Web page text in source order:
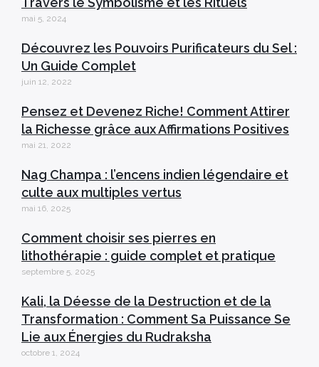
mai 5, 2024
Découvrez les Pouvoirs Purificateurs du Sel :
Un Guide Complet
juin 12, 2022
Pensez et Devenez Riche! Comment Attirer
la Richesse grâce aux Affirmations Positives
mai 21, 2022
Nag Champa : l’encens indien légendaire et
culte aux multiples vertus
mai 16, 2025
Comment choisir ses pierres en
lithothérapie : guide complet et pratique
septembre 5, 2025
Kali, la Déesse de la Destruction et de la
Transformation : Comment Sa Puissance Se
Lie aux Énergies du Rudraksha
octobre 1, 2024